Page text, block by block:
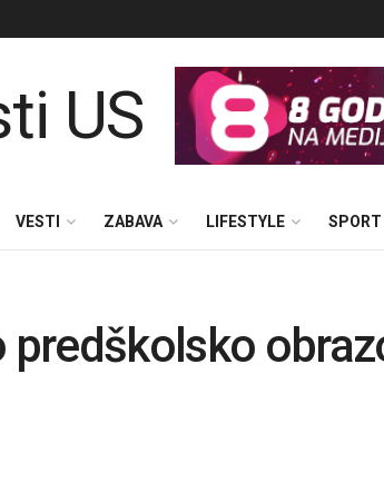
VESTI ZABAVA LIFESTYLE SPORT
predškolsko